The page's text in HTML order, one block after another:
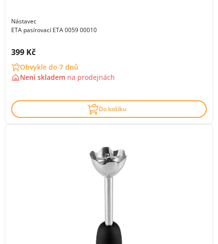
Nástavec
ETA pasírovací ETA 0059 00010
Cena s DPH:
399 Kč
Obvykle do 7 dnů
Není skladem na prodejnách
Do košíku